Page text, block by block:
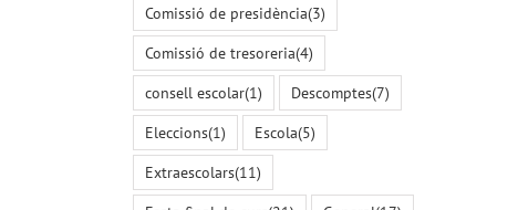
Comissió de presidència(3)
Comissió de tresoreria(4)
consell escolar(1) Descomptes(7)
Eleccions(1) Escola(5)
Extraescolars(11)